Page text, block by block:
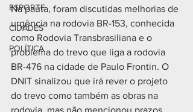
ESPORTE
CIDADES
POLÍTICA
Na pauta, foram discutidas melhorias de
urgência na rodovia BR-153, conhecida
como Rodovia Transbrasiliana e o
problema do trevo que liga a rodovia
BR-476 na cidade de Paulo Frontin. O
DNIT sinalizou que irá rever o projeto
do trevo como também as obras na
rodovia, mas não mencionou prazos.